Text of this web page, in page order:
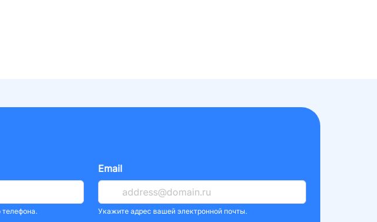
Email
Укажите адрес вашей электронной почты.